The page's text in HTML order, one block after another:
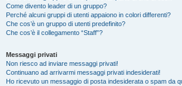
Come divento leader di un gruppo?
Perché alcuni gruppi di utenti appaiono in colori differenti?
Che cos’è un gruppo di utenti predefinito?
Che cos’è il collegamento “Staff”?
Messaggi privati
Non riesco ad inviare messaggi privati!
Continuano ad arrivarmi messaggi privati indesiderati!
Ho ricevuto un messaggio di posta indesiderata o spam da